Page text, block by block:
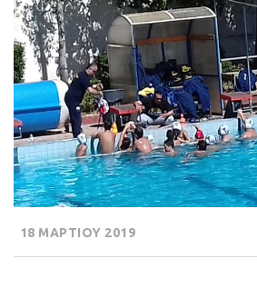
18 ΜΑΡΤΙΟΥ 2019